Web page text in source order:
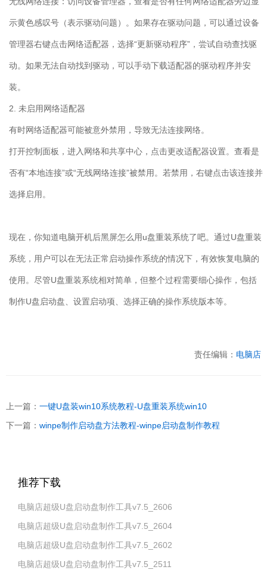
示黄色感叹号（表示驱动问题）。如果存在驱动问题，可以通过设备
管理器右键点击网络适配器，选择“更新驱动程序”，尝试自动查找驱
动。如果无法自动找到驱动，可以手动下载适配器的驱动程序并安
装。
2. 未启用网络适配器
有时网络适配器可能被意外禁用，导致无法连接网络。
打开控制面板，进入网络和共享中心，点击更改适配器设置。查看是
否有“本地连接”或“无线网络连接”被禁用。若禁用，右键点击该连接并
选择启用。
现在，你知道电脑开机后黑屏怎么用u盘重装系统了吧。通过U盘重装
系统，用户可以在无法正常启动操作系统的情况下，有效恢复电脑的
使用。尽管U盘重装系统相对简单，但整个过程需要细心操作，包括
制作U盘启动盘、设置启动项、选择正确的操作系统版本等。
责任编辑： 电脑店
上一篇： 一键U盘装win10系统教程-U盘重装系统win10
下一篇： winpe制作启动盘方法教程-winpe启动盘制作教程
推荐下载
电脑店超级U盘启动盘制作工具v7.5_2606
电脑店超级U盘启动盘制作工具v7.5_2604
电脑店超级U盘启动盘制作工具v7.5_2602
电脑店超级U盘启动盘制作工具v7.5_2511